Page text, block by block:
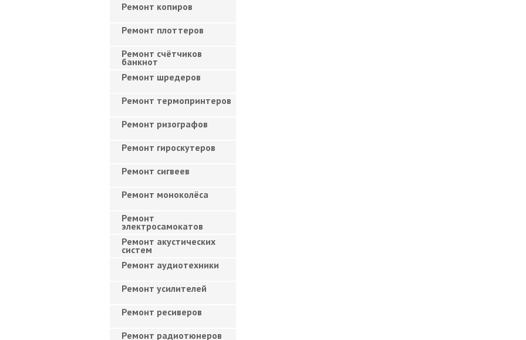
Ремонт копиров
Ремонт плоттеров
Ремонт счётчиков
банкнот
Ремонт шредеров
Ремонт термопринтеров
Ремонт ризографов
Ремонт гироскутеров
Ремонт сигвеев
Ремонт моноколёса
Ремонт
электросамокатов
Ремонт акустических
систем
Ремонт аудиотехники
Ремонт усилителей
Ремонт ресиверов
Ремонт радиотюнеров